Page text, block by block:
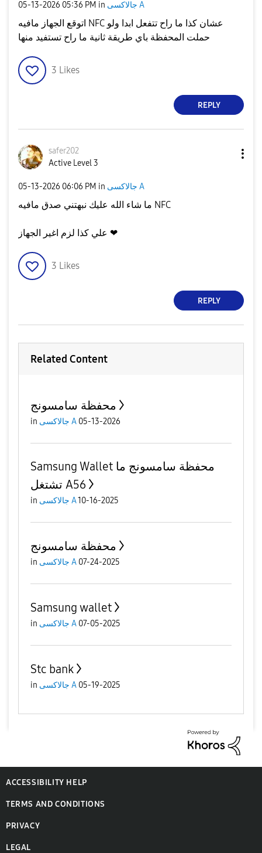
‎05-13-2026 05:36 PM in جالاكسى A
اتوقع الجهاز مافيه NFC عشان كذا ما راح تتفعل ابدا ولو
حملت المحفظة باي طريقة ثانية ما راح تستفيد منها
3 Likes
REPLY
safer202
Active Level 3
‎05-13-2026 06:06 PM in جالاكسى A
ما شاء الله عليك نبهتني صدق مافيه NFC
علي كذا لزم اغير الجهاز ❤
3 Likes
REPLY
Related Content
محفظة سامسونج
in جالاكسى A 05-13-2026
Samsung Wallet محفظة سامسونج ما
تشتغل A56
in جالاكسى A10-16-2025
محفظة سامسونج
in جالاكسى A 07-24-2025
Samsung wallet
in جالاكسى A 07-05-2025
Stc bank
in جالاكسى A 05-19-2025
ACCESSIBILITY HELP
TERMS AND CONDITIONS
PRIVACY
LEGAL